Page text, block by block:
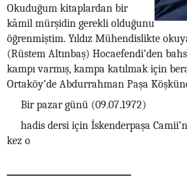
Okuduğum kitaplardan bir
kâmil mürşidin gerekli olduğunu
öğrenmiştim. Yıldız Mühendislikte
(Rüstem Altınbaş) Hocaefendi’den
kampı varmış, kampa katılmak için
Ortaköy’de Abdurrahman Paşa
Bir pazar günü (09.07.1972)
hadis dersi için İskenderpaşa
kez o